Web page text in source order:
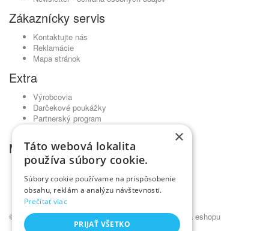
Zákaznícky servis
Kontaktujte nás
Reklamácie
Mapa stránok
Extra
Výrobcovia
Darčekové poukážky
Partnerský program
Môj účet
Môj účet
História objednávok
Obľúbené produkty
Novinky
© Kadernícky veľkoobchod •NajReklama.sk - tvorba eshopu
×
Táto webová lokalita
používa súbory cookie.
Súbory cookie používame na prispôsobenie
obsahu, reklám a analýzu návštevnosti.
Prečítať viac
PRIJAŤ VŠETKO